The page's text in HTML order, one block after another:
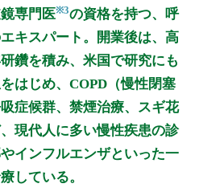
、午後は17:00までの受付となり
容等について、事前に必ず医療
お電話にてご確認ください。
を見る
専門医※3の資格を持つ、呼
キスパート。開業後は、高
鑽を積み、米国で研究にも
はじめ、COPD（慢性閉塞
症候群、禁煙治療、スギ花
現代人に多い慢性疾患の診
インフルエンザといった一
している。